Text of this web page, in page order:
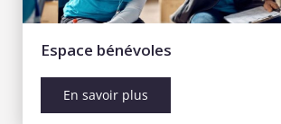
Espace bénévoles
En savoir plus